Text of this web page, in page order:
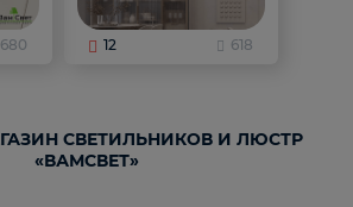
680 12 618
СВЕТИЛЬНИКОВ И ЛЮСТР
«ВАМСВЕТ»